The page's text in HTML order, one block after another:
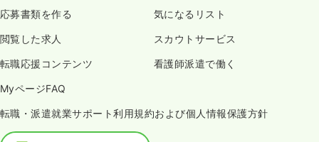
応募書類を作る 気になるリスト
閲覧した求人 スカウトサービス
転職応援コンテンツ 看護師派遣で働く
MyページFAQ
転職・派遣就業サポート利用規約および個人情報保護方針